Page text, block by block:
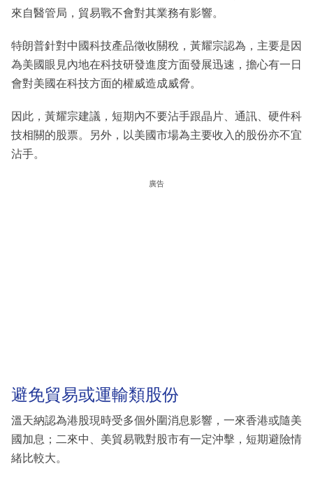
來自醫管局，貿易戰不會對其業務有影響。
特朗普針對中國科技產品徵收關稅，黃耀宗認為，主要是因
為美國眼見內地在科技研發進度方面發展迅速，擔心有一日
會對美國在科技方面的權威造成威脅。
因此，黃耀宗建議，短期內不要沾手跟晶片、通訊、硬件科
技相關的股票。另外，以美國市場為主要收入的股份亦不宜
沾手。
廣告
避免貿易或運輸類股份
溫天納認為港股現時受多個外圍消息影響，一來香港或隨美
國加息；二來中、美貿易戰對股市有一定沖擊，短期避險情
緒比較大。